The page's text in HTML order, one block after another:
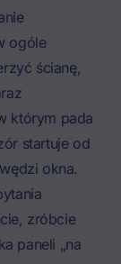
ogóle
ścianę,
którym pada
startuje od
okna.
zróbcie
paneli „na